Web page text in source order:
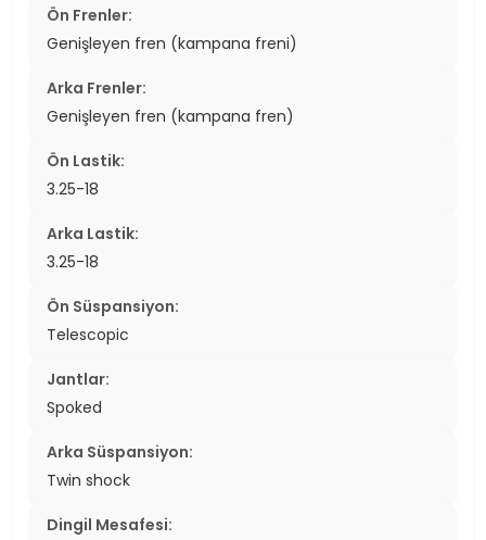
Ön Frenler:
Genişleyen fren (kampana freni)
Arka Frenler:
Genişleyen fren (kampana fren)
Ön Lastik:
3.25-18
Arka Lastik:
3.25-18
Ön Süspansiyon:
Telescopic
Jantlar:
Spoked
Arka Süspansiyon:
Twin shock
Dingil Mesafesi: